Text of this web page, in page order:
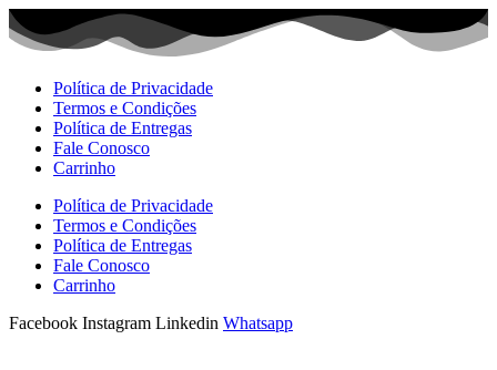
Ir
para
Política de Privacidade
Termos e Condições
Política de Entregas
Fale Conosco
Carrinho
Política de Privacidade
Termos e Condições
Política de Entregas
Fale Conosco
Carrinho
Facebook Instagram Linkedin Whatsapp